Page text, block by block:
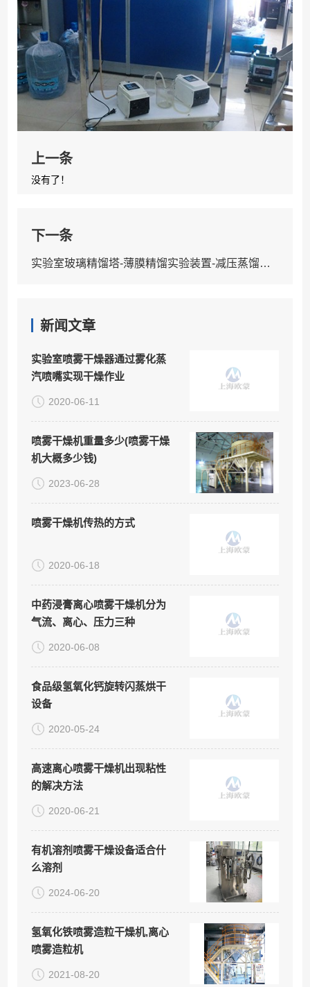
上一条
没有了！
下一条
实验室玻璃精馏塔-薄膜精馏实验装置-减压蒸馏实验装置
新闻文章
实验室喷雾干燥器通过雾化蒸
汽喷嘴实现干燥作业
2020-06-11
喷雾干燥机重量多少(喷雾干燥
机大概多少钱)
2023-06-28
喷雾干燥机传热的方式
2020-06-18
中药浸膏离心喷雾干燥机分为
气流、离心、压力三种
2020-06-08
食品级氢氧化钙旋转闪蒸烘干
设备
2020-05-24
高速离心喷雾干燥机出现粘性
的解决方法
2020-06-21
有机溶剂喷雾干燥设备适合什
么溶剂
2024-06-20
氢氧化铁喷雾造粒干燥机,离心
喷雾造粒机
2021-08-20